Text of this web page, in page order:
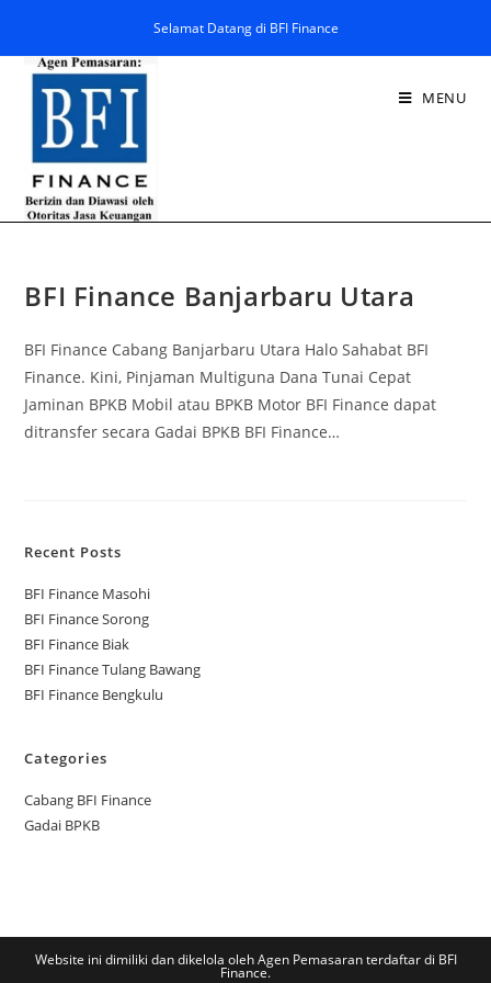
Selamat Datang di BFI Finance
MENU
BFI Finance Banjarbaru Utara
BFI Finance Cabang Banjarbaru Utara Halo Sahabat BFI
Finance. Kini, Pinjaman Multiguna Dana Tunai Cepat
Jaminan BPKB Mobil atau BPKB Motor BFI Finance dapat
ditransfer secara Gadai BPKB BFI Finance…
Recent Posts
BFI Finance Masohi
BFI Finance Sorong
BFI Finance Biak
BFI Finance Tulang Bawang
BFI Finance Bengkulu
Categories
Cabang BFI Finance
Gadai BPKB
Website ini dimiliki dan dikelola oleh Agen Pemasaran terdaftar di BFI
Finance.